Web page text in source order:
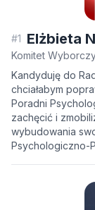
#1 Elżbieta
Komitet
Kandyduję do
chciałabym
Poradni
zachęcić i
wybudowania
Psychologiczno-